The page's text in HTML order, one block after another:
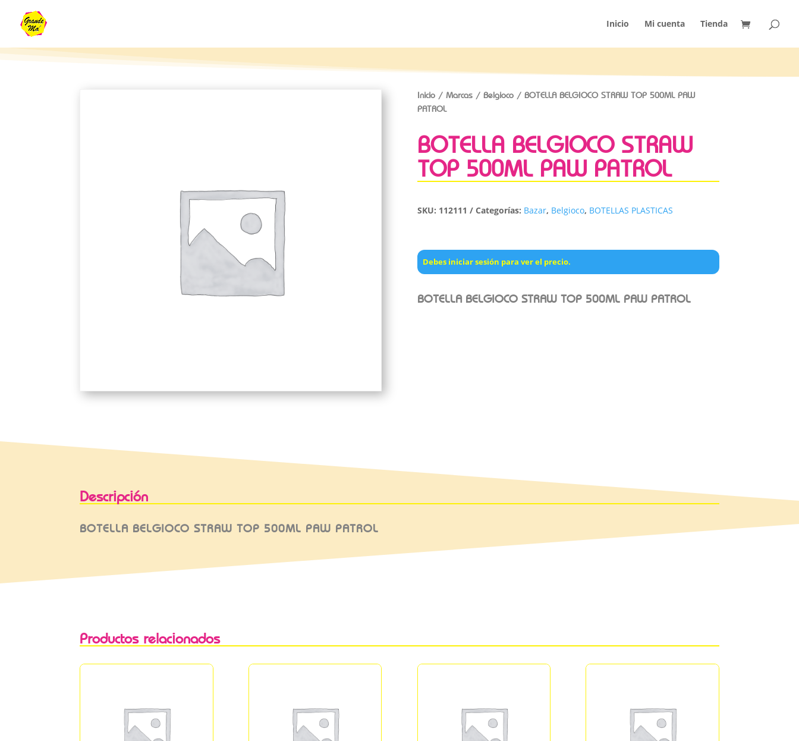
Inicio Mi cuenta Tienda
Inicio/ Marcas/ Belgioco/ BOTELLA BELGIOCO STRAW TOP 500ML PAW
PATROL
BOTELLA BELGIOCO STRAW
TOP 500ML PAW PATROL
SKU: 112111 Categorías: Bazar, Belgioco, BOTELLAS PLASTICAS
Debes iniciar sesión para ver el precio.
BOTELLA BELGIOCO STRAW TOP 500ML PAW PATROL
Descripción
BOTELLA BELGIOCO STRAW TOP 500ML PAW PATROL
Productos relacionados